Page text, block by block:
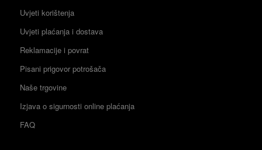
Uvjeti korištenja
Uvjeti plaćanja i dostava
Reklamacije i povrat
Pisani prigovor potrošača
Naše trgovine
Izjava o sigurnosti online plaćanja
FAQ